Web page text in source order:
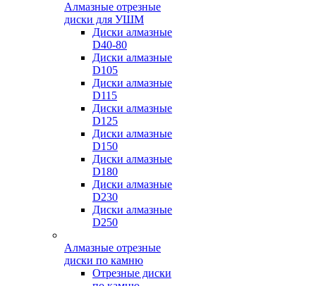
Алмазные отрезные
диски для УШМ
Диски алмазные
D40-80
Диски алмазные
D105
Диски алмазные
D115
Диски алмазные
D125
Диски алмазные
D150
Диски алмазные
D180
Диски алмазные
D230
Диски алмазные
D250
Алмазные отрезные
диски по камню
Отрезные диски